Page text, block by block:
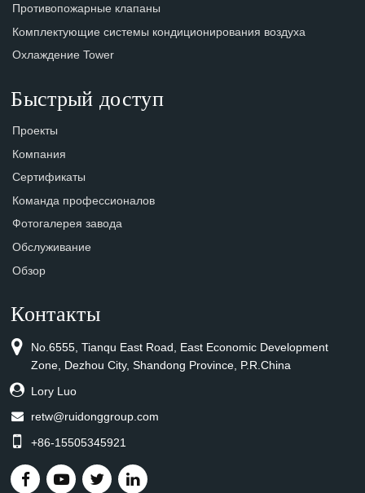
Противопожарные клапаны
Комплектующие системы кондиционирования воздуха
Охлаждение Tower
Быстрый доступ
Проекты
Компания
Сертификаты
Команда профессионалов
Фотогалерея завода
Обслуживание
Обзор
Контакты
No.6555, Tianqu East Road, East Economic Development
Zone, Dezhou City, Shandong Province, P.R.China
Lory Luo
retw@ruidonggroup.com
+86-15505345921